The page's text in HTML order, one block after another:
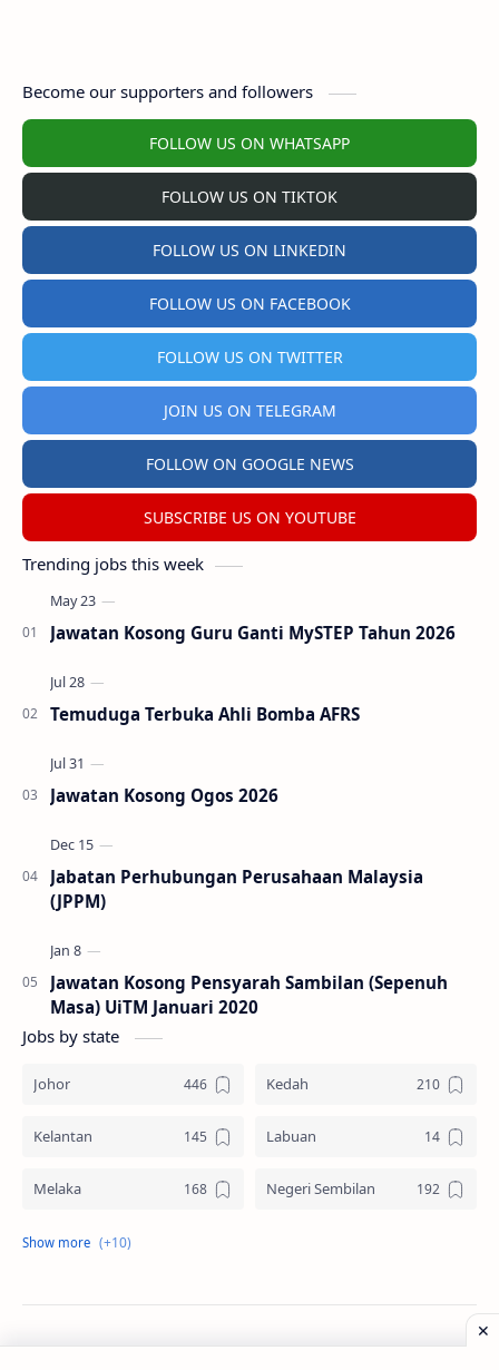
Become our supporters and followers
FOLLOW US ON WHATSAPP
FOLLOW US ON TIKTOK
FOLLOW US ON LINKEDIN
FOLLOW US ON FACEBOOK
FOLLOW US ON TWITTER
JOIN US ON TELEGRAM
FOLLOW ON GOOGLE NEWS
SUBSCRIBE US ON YOUTUBE
Trending jobs this week
Jawatan Kosong Guru Ganti MySTEP Tahun 2026
Temuduga Terbuka Ahli Bomba AFRS
Jawatan Kosong Ogos 2026
Jabatan Perhubungan Perusahaan Malaysia
(JPPM)
Jawatan Kosong Pensyarah Sambilan (Sepenuh
Masa) UiTM Januari 2020
Jobs by state
Johor Kedah
Kelantan Labuan
Melaka Negeri Sembilan
Pahang
Pulau Pinang Sabah